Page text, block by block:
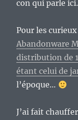
con qui parle ici.
Pour les
Abandonware
distribution de
étant celui de
l’époque…
J’ai fait